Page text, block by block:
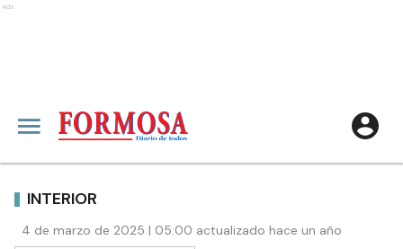
Ads
INTERIOR
4 de marzo de 2025 | 05:00 actualizado hace un año